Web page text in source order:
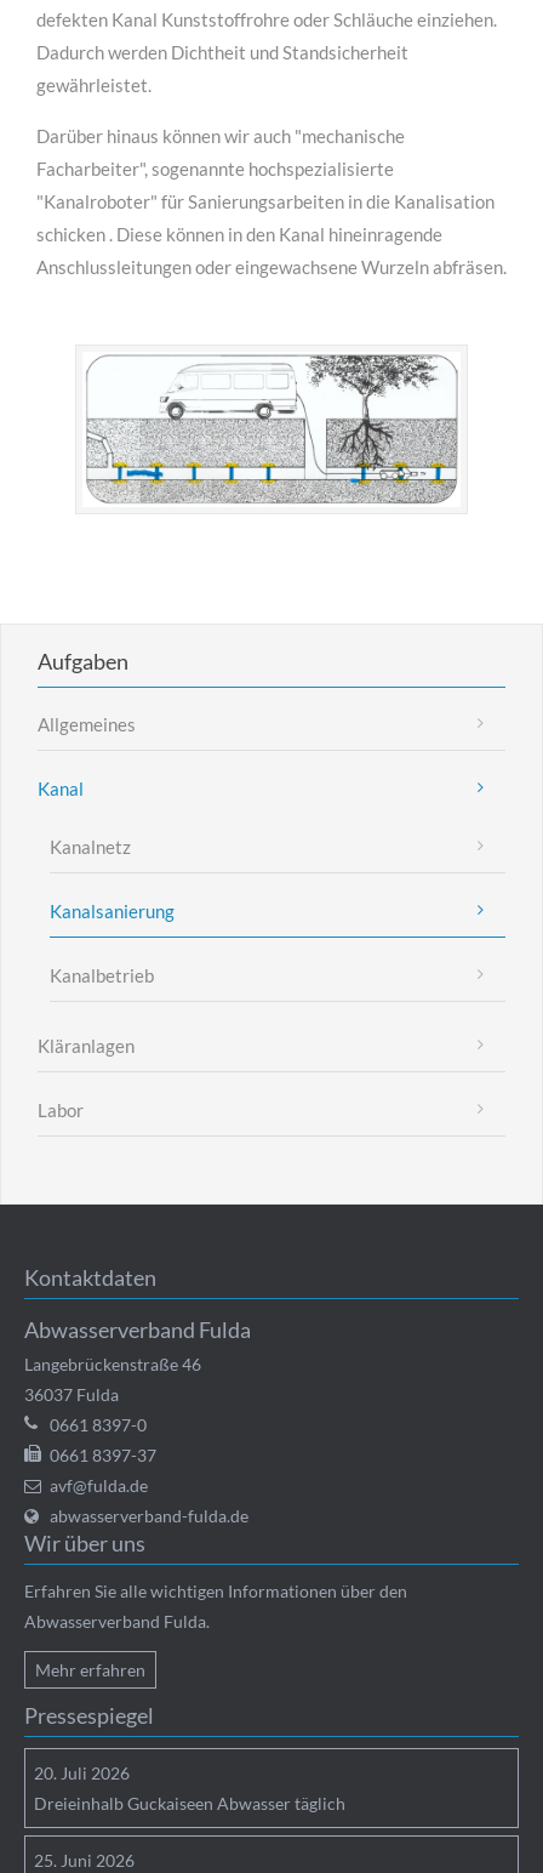
defekten Kanal Kunststoffrohre oder Schläuche einziehen.
Dadurch werden Dichtheit und Standsicherheit
gewährleistet.
Darüber hinaus können wir auch "mechanische
Facharbeiter", sogenannte hochspezialisierte
"Kanalroboter" für Sanierungsarbeiten in die Kanalisation
schicken . Diese können in den Kanal hineinragende
Anschlussleitungen oder eingewachsene Wurzeln abfräsen.
Aufgaben
Allgemeines
Kanal
Kanalnetz
Kanalsanierung
Kanalbetrieb
Kläranlagen
Labor
Kontaktdaten
Abwasserverband Fulda
Langebrückenstraße 46
36037 Fulda
0661 8397-0
0661 8397-37
avf@fulda.de
abwasserverband-fulda.de
Wir über uns
Erfahren Sie alle wichtigen Informationen über den
Abwasserverband Fulda.
Mehr erfahren
Pressespiegel
20.Juli 2026
Dreieinhalb Guckaiseen Abwasser täglich
25.Juni 2026
für Architekten
MEHR INFOS